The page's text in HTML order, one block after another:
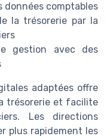
données comptables
la trésorerie par la
gestion avec des
adaptées offre
trésorerie et facilite
Les directions
plus rapidement les